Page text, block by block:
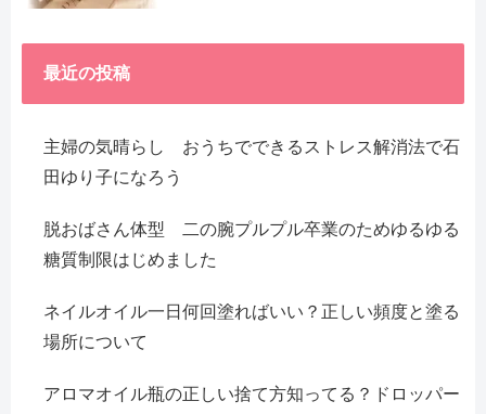
最近の投稿
主婦の気晴らし おうちでできるストレス解消法で石
田ゆり子になろう
脱おばさん体型 二の腕プルプル卒業のためゆるゆる
糖質制限はじめました
ネイルオイル一日何回塗ればいい？正しい頻度と塗る
場所について
アロマオイル瓶の正しい捨て方知ってる？ドロッパー